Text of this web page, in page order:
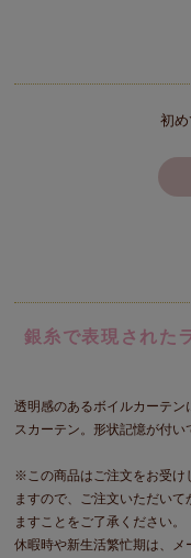
初
銀糸で表現された
透明感のあるボイルカーテ
スカーテン。形状記憶が付い
※この商品はご注文をお受け
ますので、ご注文いただい
ますことをご了承ください
休暇時や新生活繁忙期は、